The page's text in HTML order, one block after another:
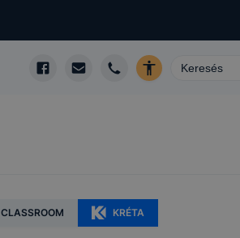
CLASSROOM KRÉTA